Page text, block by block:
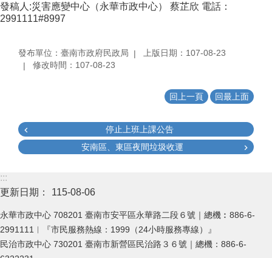
發稿人:災害應變中心（永華市政中心） 蔡芷欣 電話：
2991111#8997
發布單位：臺南市政府民政局
上版日期：107-08-23
修改時間：107-08-23
回上一頁 回最上面
停止上班上課公告
安南區、東區夜間垃圾收運
:::
更新日期：
115-08-06
永華市政中心 708201 臺南市安平區永華路二段６號｜總機︰886-6-
2991111︱『市民服務熱線：1999（24小時服務專線）』
民治市政中心 730201 臺南市新營區民治路３６號｜總機：886-6-